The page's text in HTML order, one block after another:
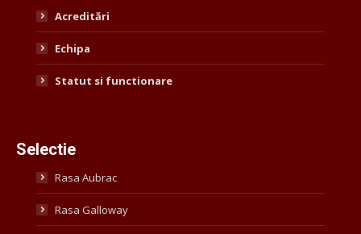
Acreditări
Echipa
Statut si functionare
Selectie
Rasa Aubrac
Rasa Galloway